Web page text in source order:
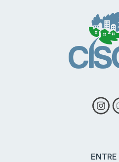
ENTRE